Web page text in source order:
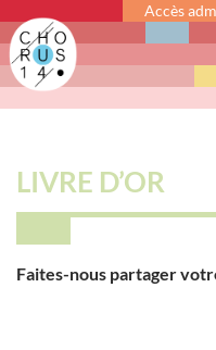
Accès
LIVRE D’OR
Faites-nous partager